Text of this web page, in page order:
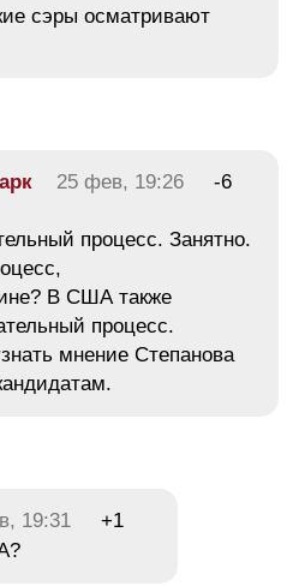
сэры осматривают
25 фев, 19:26 -6
процесс. Занятно.
В США также
процесс.
мнение Степанова
19:31
+1